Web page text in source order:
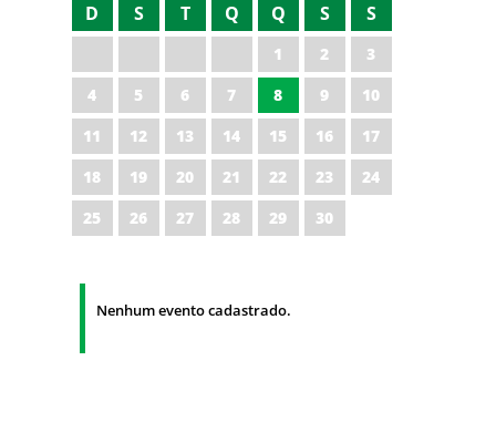
D S T Q Q S S
1 2
3
4
5 6 7 8 9
10
11
12 13 14 15 16
17
18
19 20 21 22 23
24
25
26 27 28 29 30
Nenhum evento cadastrado.